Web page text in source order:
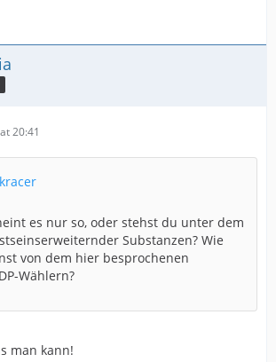
20:41
es nur so, oder stehst du unter dem
Substanzen? Wie
von dem hier besprochenen
Wählern?
man kann!